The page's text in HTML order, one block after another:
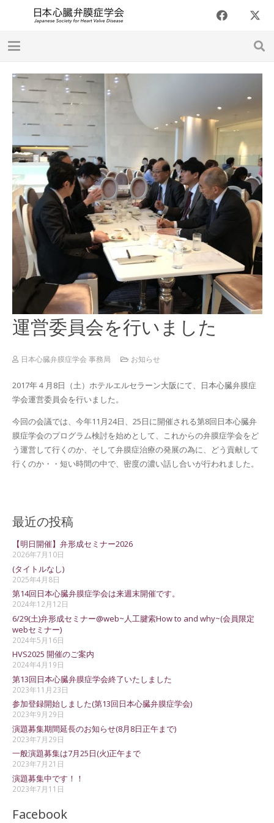
運営委員会を行いました
日本心臓弁膜症学会 事務局 お知らせ
2017年４月8日（土）ホテルエルセラーン大阪にて、日本心臓弁膜症
学会運営委員会を行いました。
今回の会議では、今年11月24日、25日に開催される第8回日本心臓弁
膜症学会のプログラム検討を始めとして、これからの弁膜症学会をど
う運営して行くのか、そして弁膜症治療の発展の為に、どう貢献して
行くのか・・短い時間の中で、密度の濃い話し合いが行われました。
最近の投稿
【明日開催】弁形成セミナー2026
2026年7月10日
(タイトルなし)
2025年4月8日
第14回日本心臓弁膜症学会は来週末開催です。
2024年12月12日
6/29(土)弁形成セミナー@web~人工腱索How to and why~(会員限定
webセミナー)
2024年5月16日
HVS2025 開催のご案内
2024年4月19日
第13回日本心臓弁膜症学会終了いたしました
2023年11月23日
参加登録開始しました(第13回日本心臓弁膜症学会)
2023年9月29日
演題募集期間延長のお知らせ(8月8日正午まで)
2023年7月29日
一般演題募集は7月25日(火)正午まで
2023年7月21日
演題募集中です！！
2023年7月11日
Facebook